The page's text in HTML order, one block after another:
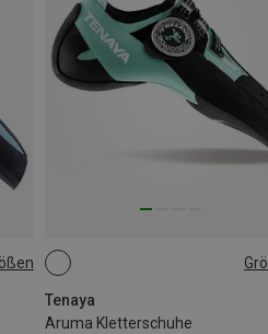
Tenaya
Aruma Kletterschuhe